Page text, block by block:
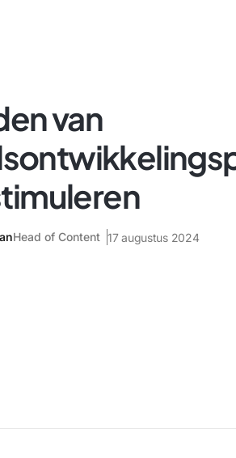
van
Head of Content 17 augustus 2024